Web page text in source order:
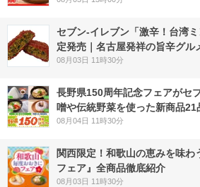
セブン-イレブン「激辛！台湾
定発売｜名古屋発祥の旨辛グル
08月03日 11時30分
長野県150周年記念フェアが
噌や伝統野菜を使った新商品21
08月04日 11時30分
関西限定！和歌山の恵みを味わ
フェア』全商品徹底紹介
08月03日 11時30分